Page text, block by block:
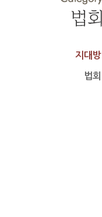
지대방
법회